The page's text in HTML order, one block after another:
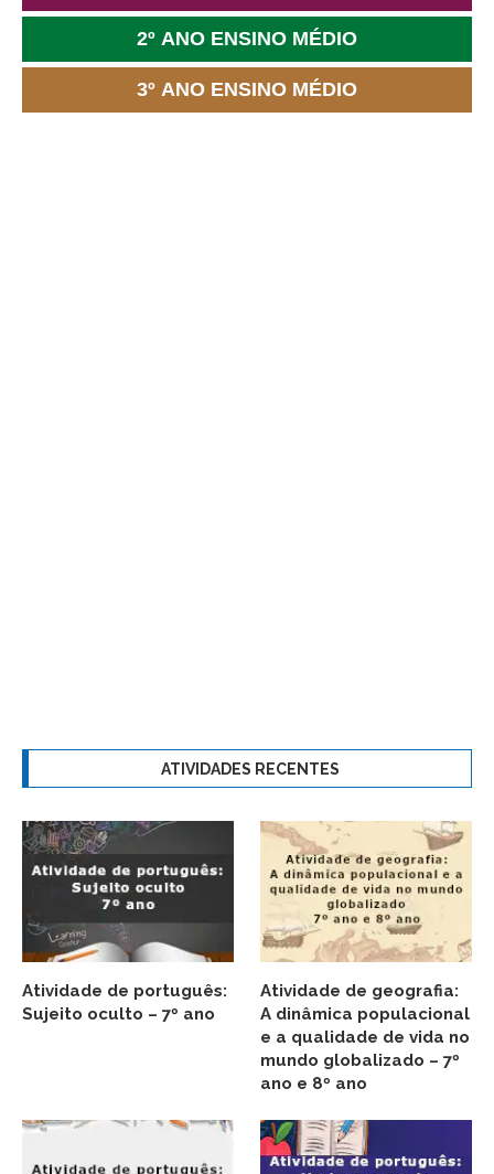
2º ANO ENSINO MÉDIO
3º ANO ENSINO MÉDIO
ATIVIDADES RECENTES
Atividade de português:
Sujeito oculto – 7º ano
Atividade de geografia:
A dinâmica populacional
e a qualidade de vida no
mundo globalizado – 7º
ano e 8º ano